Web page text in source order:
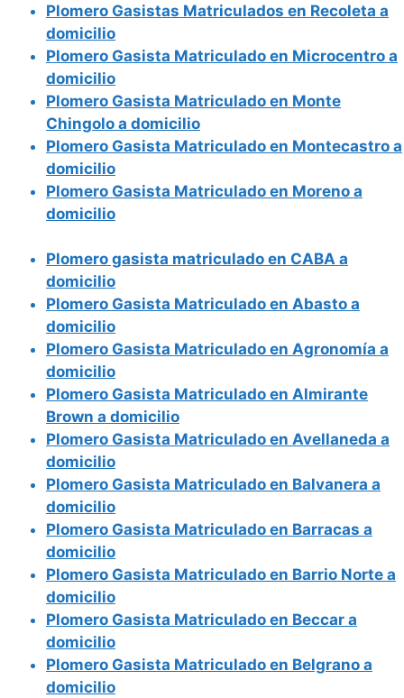
Plomero Gasistas Matriculados en Recoleta a
domicilio
Plomero Gasista Matriculado en Microcentro a
domicilio
Plomero Gasista Matriculado en Monte
Chingolo a domicilio
Plomero Gasista Matriculado en Montecastro a
domicilio
Plomero Gasista Matriculado en Moreno a
domicilio
Plomero gasista matriculado en CABA a
domicilio
Plomero Gasista Matriculado en Abasto a
domicilio
Plomero Gasista Matriculado en Agronomía a
domicilio
Plomero Gasista Matriculado en Almirante
Brown a domicilio
Plomero Gasista Matriculado en Avellaneda a
domicilio
Plomero Gasista Matriculado en Balvanera a
domicilio
Plomero Gasista Matriculado en Barracas a
domicilio
Plomero Gasista Matriculado en Barrio Norte a
domicilio
Plomero Gasista Matriculado en Beccar a
domicilio
Plomero Gasista Matriculado en Belgrano a
domicilio